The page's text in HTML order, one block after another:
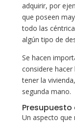
adquirir, por
que poseen
todo las
algún tipo de
Se hacen
considere
tener la
segunda mano.
Un aspecto